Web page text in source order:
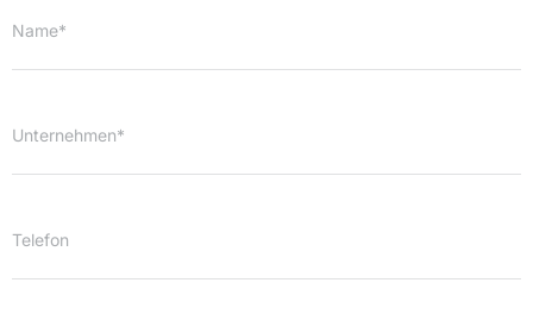
Name*
Unternehmen*
Telefon